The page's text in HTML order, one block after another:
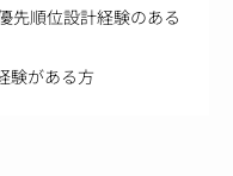
先順位設計経験のある
験がある方